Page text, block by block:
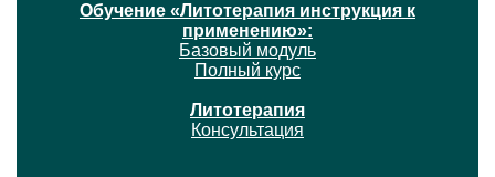
Обучение «Литотерапия инструкция к
применению»:
Базовый модуль
Полный курс
Литотерапия
Консультация